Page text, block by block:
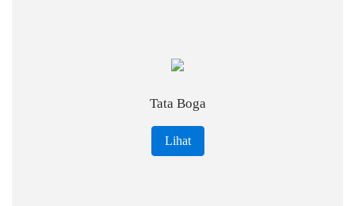
Tata Boga
Lihat